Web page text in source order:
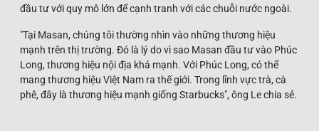
đầu tư với quy mô lớn để cạnh tranh với các chuỗi nước ngoài.
"Tại Masan, chúng tôi thường nhìn vào những thương hiệu
mạnh trên thị trường. Đó là lý do vì sao Masan đầu tư vào Phúc
Long, thương hiệu nội địa khá mạnh. Với Phúc Long, có thể
mang thương hiệu Việt Nam ra thế giới. Trong lĩnh vực trà, cà
phê, đây là thương hiệu mạnh giống Starbucks", ông Le chia sẻ.